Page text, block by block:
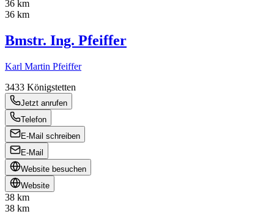
36 km
36 km
Bmstr. Ing. Pfeiffer
Karl Martin Pfeiffer
3433 Königstetten
Jetzt anrufen
Telefon
E-Mail schreiben
E-Mail
Website besuchen
Website
38 km
38 km